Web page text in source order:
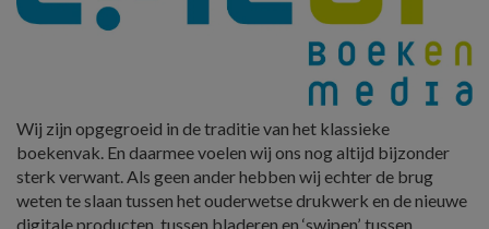
Wij zijn opgegroeid in de traditie van het klassieke
boekenvak. En daarmee voelen wij ons nog altijd bijzonder
sterk verwant. Als geen ander hebben wij echter de brug
weten te slaan tussen het ouderwetse drukwerk en de nieuwe
digitale producten, tussen bladeren en ‘swipen’, tussen